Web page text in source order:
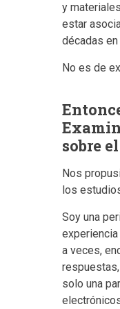
y
estar
décadas
No es de
sobre
Nos
los
Soy una
a veces,
solo una